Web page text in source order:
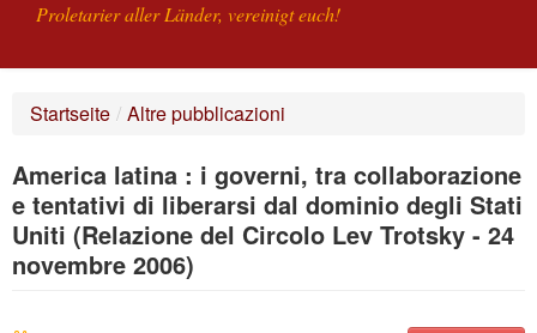
Proletarier aller Länder, vereinigt euch!
SUCHE
KONTAKT
Startseite / Altre pubblicazioni
America latina : i governi, tra collaborazione
e tentativi di liberarsi dal dominio degli Stati
Uniti (Relazione del Circolo Lev Trotsky - 24
novembre 2006)